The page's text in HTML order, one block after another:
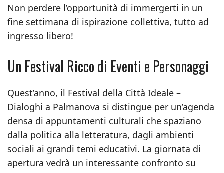
Non perdere l’opportunità di immergerti in un
fine settimana di ispirazione collettiva, tutto ad
ingresso libero!
Un Festival Ricco di Eventi e Personaggi
Quest’anno, il Festival della Città Ideale –
Dialoghi a Palmanova si distingue per un’agenda
densa di appuntamenti culturali che spaziano
dalla politica alla letteratura, dagli ambienti
sociali ai grandi temi educativi. La giornata di
apertura vedrà un interessante confronto su